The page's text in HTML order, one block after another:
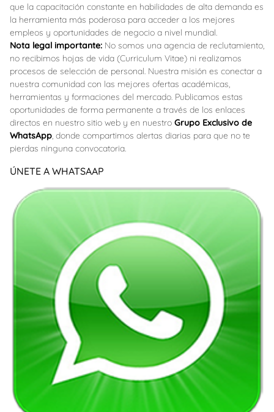
que la capacitación constante en habilidades de alta demanda es
la herramienta más poderosa para acceder a los mejores
empleos y oportunidades de negocio a nivel mundial.
Nota legal importante: No somos una agencia de reclutamiento,
no recibimos hojas de vida (Curriculum Vitae) ni realizamos
procesos de selección de personal. Nuestra misión es conectar a
nuestra comunidad con las mejores ofertas académicas,
herramientas y formaciones del mercado. Publicamos estas
oportunidades de forma permanente a través de los enlaces
directos en nuestro sitio web y en nuestro Grupo Exclusivo de
WhatsApp, donde compartimos alertas diarias para que no te
pierdas ninguna convocatoria.
ÚNETE A WHATSAAP